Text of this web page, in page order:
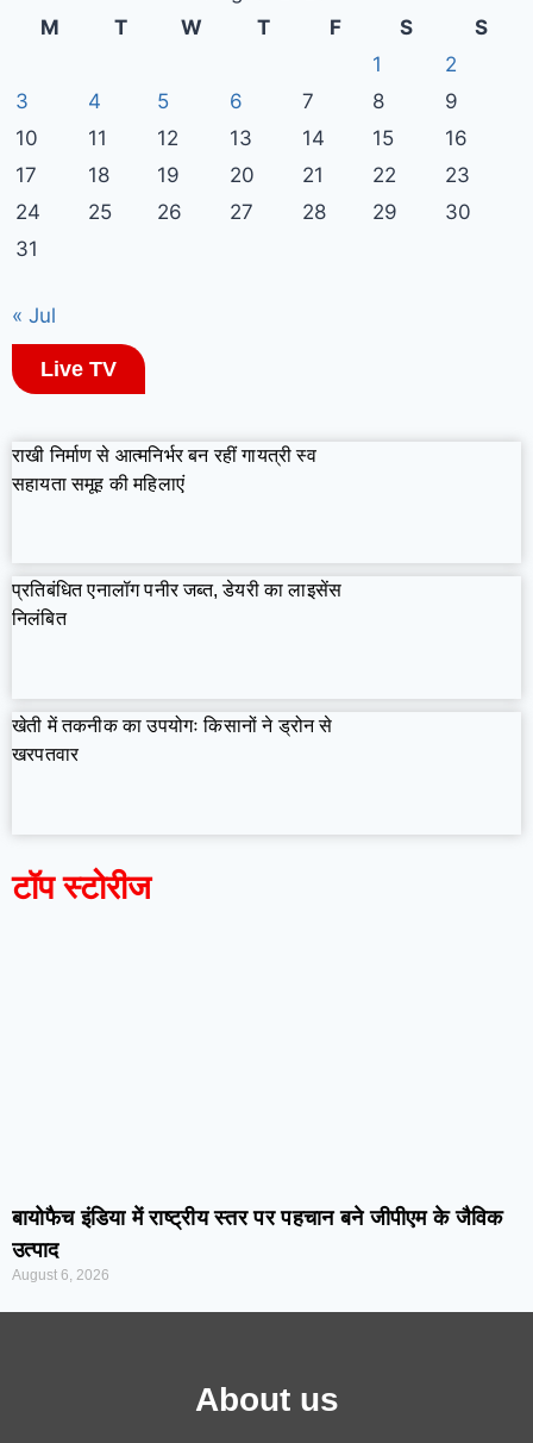
M
T W T F S
S
1
2
3
4 5 6 7 8
9
10
11 12 13 14 15
16
17
18 19 20 21 22
23
24
25 26 27 28 29
30
31
« Jul
Live TV
राखी निर्माण से आत्मनिर्भर बन रहीं गायत्री स्व
सहायता समूह की महिलाएं
प्रतिबंधित एनालॉग पनीर जब्त, डेयरी का लाइसेंस
निलंबित
खेती में तकनीक का उपयोगः किसानों ने ड्रोन से
खरपतवार
टॉप स्टोरीज
बायोफैच इंडिया में राष्ट्रीय स्तर पर पहचान बने जीपीएम के जैविक
उत्पाद
August 6, 2026
About us